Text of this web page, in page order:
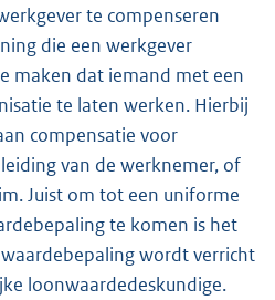
te compenseren
die een werkgever
maken dat iemand met een
te laten werken. Hierbij
compensatie voor
van de werknemer, of
Juist om tot een uniforme
te komen is het
wordt verricht
loonwaardedeskundige.